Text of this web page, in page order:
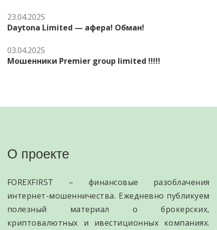
23.04.2025
Daytona Limited — афера! Обман!
03.04.2025
Мошенники Premier group limited !!!!!
О проекте
FOREXFIRST – финансовые разоблачения
интернет-мошенничества. Ежедневно публикуем
полезный материал о брокерских,
криптовалютных и ивестиционных компаниях.